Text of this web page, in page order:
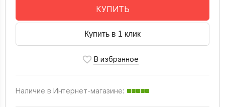
КУПИТЬ
Купить в 1 клик
Наличие в Интернет-магазине: